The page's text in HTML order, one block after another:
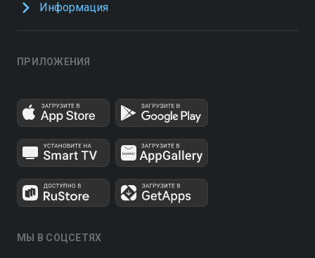
Информация
ПРИЛОЖЕНИЯ
МЫ В СОЦСЕТЯХ